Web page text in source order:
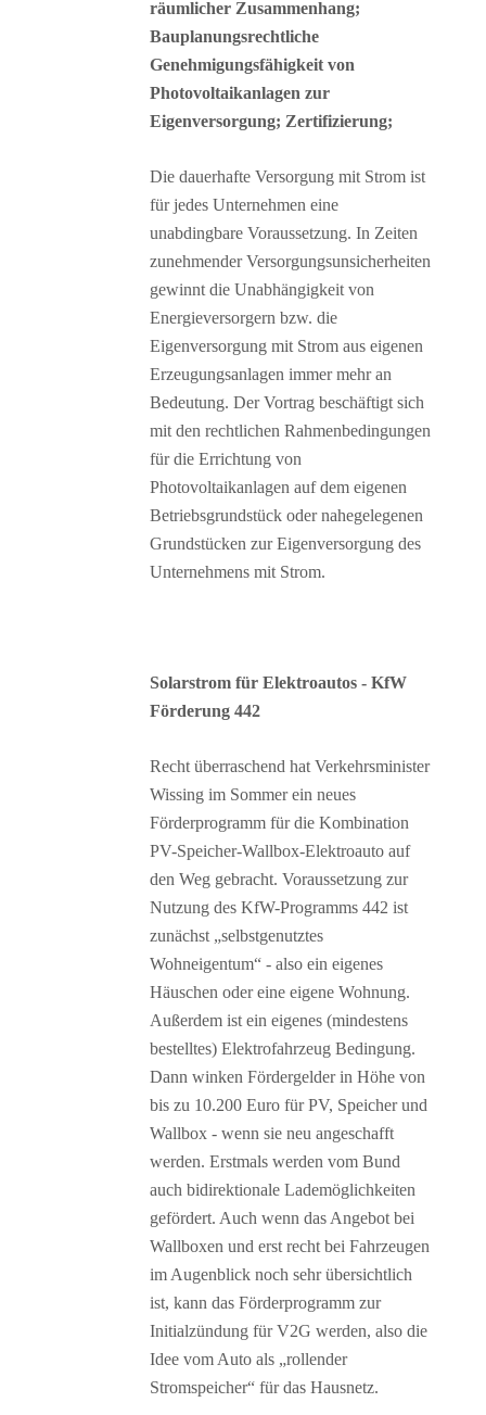
räumlicher Zusammenhang;
Bauplanungsrechtliche
Genehmigungsfähigkeit von
Photovoltaikanlagen zur
Eigenversorgung; Zertifizierung;
Die dauerhafte Versorgung mit Strom ist
für jedes Unternehmen eine
unabdingbare Voraussetzung. In Zeiten
zunehmender Versorgungsunsicherheiten
gewinnt die Unabhängigkeit von
Energieversorgern bzw. die
Eigenversorgung mit Strom aus eigenen
Erzeugungsanlagen immer mehr an
Bedeutung. Der Vortrag beschäftigt sich
mit den rechtlichen Rahmenbedingungen
für die Errichtung von
Photovoltaikanlagen auf dem eigenen
Betriebsgrundstück oder nahegelegenen
Grundstücken zur Eigenversorgung des
Unternehmens mit Strom.
Solarstrom für Elektroautos - KfW
Förderung 442
Recht überraschend hat Verkehrsminister
Wissing im Sommer ein neues
Förderprogramm für die Kombination
PV-Speicher-Wallbox-Elektroauto auf
den Weg gebracht. Voraussetzung zur
Nutzung des KfW-Programms 442 ist
zunächst „selbstgenutztes
Wohneigentum“ - also ein eigenes
Häuschen oder eine eigene Wohnung.
Außerdem ist ein eigenes (mindestens
bestelltes) Elektrofahrzeug Bedingung.
Dann winken Fördergelder in Höhe von
bis zu 10.200 Euro für PV, Speicher und
Wallbox - wenn sie neu angeschafft
werden. Erstmals werden vom Bund
auch bidirektionale Lademöglichkeiten
gefördert. Auch wenn das Angebot bei
Wallboxen und erst recht bei Fahrzeugen
im Augenblick noch sehr übersichtlich
ist, kann das Förderprogramm zur
Initialzündung für V2G werden, also die
Idee vom Auto als „rollender
Stromspeicher“ für das Hausnetz.